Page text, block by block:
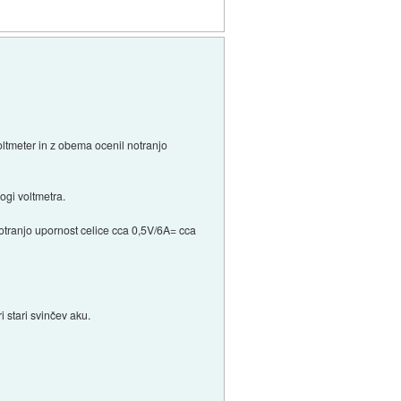
in z obema ocenil notranjo
voltmetra.
upornost celice cca 0,5V/6A= cca
stari svinčev aku.